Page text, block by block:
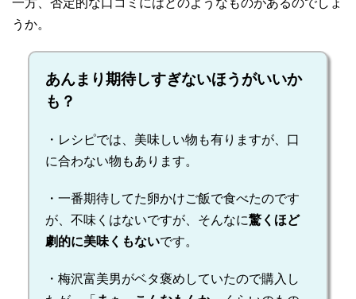
うか。
あんまり期待しすぎないほうがいいか
も？
・レシピでは、美味しい物も有りますが、口
に合わない物もあります。
・一番期待してた卵かけご飯で食べたのです
が、不味くはないですが、そんなに驚くほど
劇的に美味くもないです。
・梅沢富美男がベタ褒めしていたので購入し